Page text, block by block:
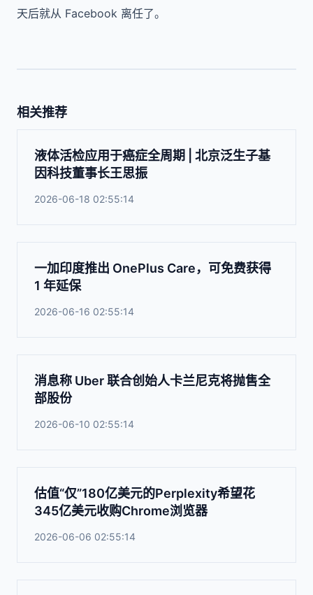
天后就从 Facebook 离任了。
相关推荐
液体活检应用于癌症全周期 | 北京泛生子基
因科技董事长王思振
2026-06-18 02:55:14
一加印度推出 OnePlus Care，可免费获得
1 年延保
2026-06-16 02:55:14
消息称 Uber 联合创始人卡兰尼克将抛售全
部股份
2026-06-10 02:55:14
估值“仅”180亿美元的Perplexity希望花
345亿美元收购Chrome浏览器
2026-06-06 02:55:14